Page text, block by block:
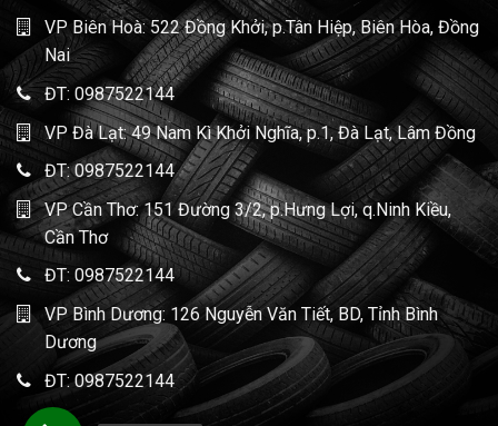
VP Biên Hoà: 522 Đồng Khởi, p.Tân Hiệp, Biên Hòa, Đồng
Nai
ĐT: 0987522144
VP Đà Lạt: 49 Nam Kì Khởi Nghĩa, p.1, Đà Lạt, Lâm Đồng
ĐT:0987522144
VP Cần Thơ: 151 Đường 3/2, p.Hưng Lợi, q.Ninh Kiều,
Cần Thơ
ĐT: 0987522144
VP Bình Dương: 126 Nguyễn Văn Tiết, BD, Tỉnh Bình
Dương
ĐT: 0987522144